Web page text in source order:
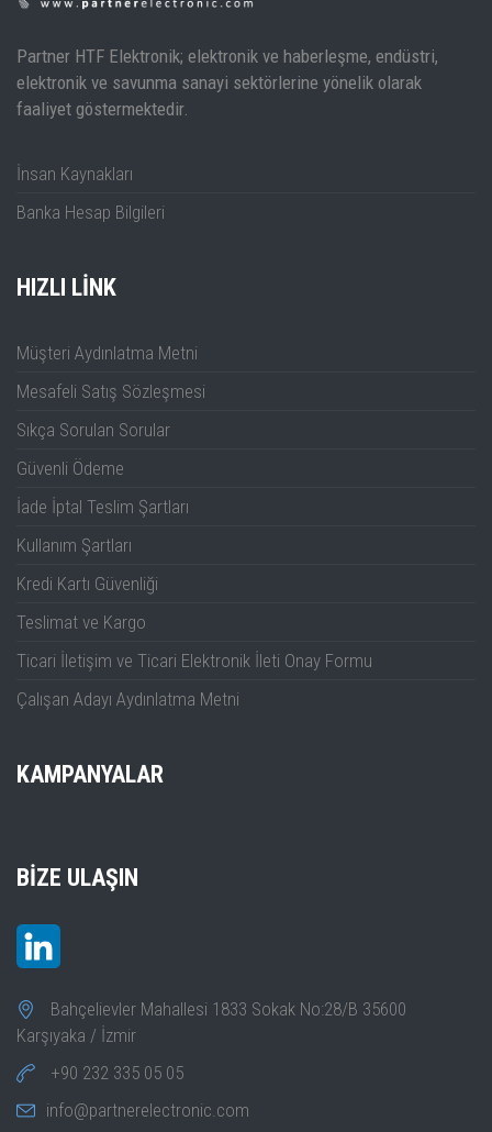
Holzworth RF Synthesizer Seçim Kılavuzu
Partner HTF Elektronik; elektronik ve haberleşme, endüstri,
elektronik ve savunma sanayi sektörlerine yönelik olarak
faaliyet göstermektedir.
İnsan Kaynakları
Banka Hesap Bilgileri
HIZLI LINK
Müşteri Aydınlatma Metni
Mesafeli Satış Sözleşmesi
Sıkça Sorulan Sorular
Güvenli Ödeme
İade İptal Teslim Şartları
Kullanım Şartları
Kredi Kartı Güvenliği
Teslimat ve Kargo
Ticari İletişim ve Ticari Elektronik İleti Onay Formu
Çalışan Adayı Aydınlatma Metni
KAMPANYALAR
BIZE ULAŞIN
Bahçelievler Mahallesi 1833 Sokak No:28/B 35600
Karşıyaka / İzmir
+90 232 335 05 05
info@partnerelectronic.com